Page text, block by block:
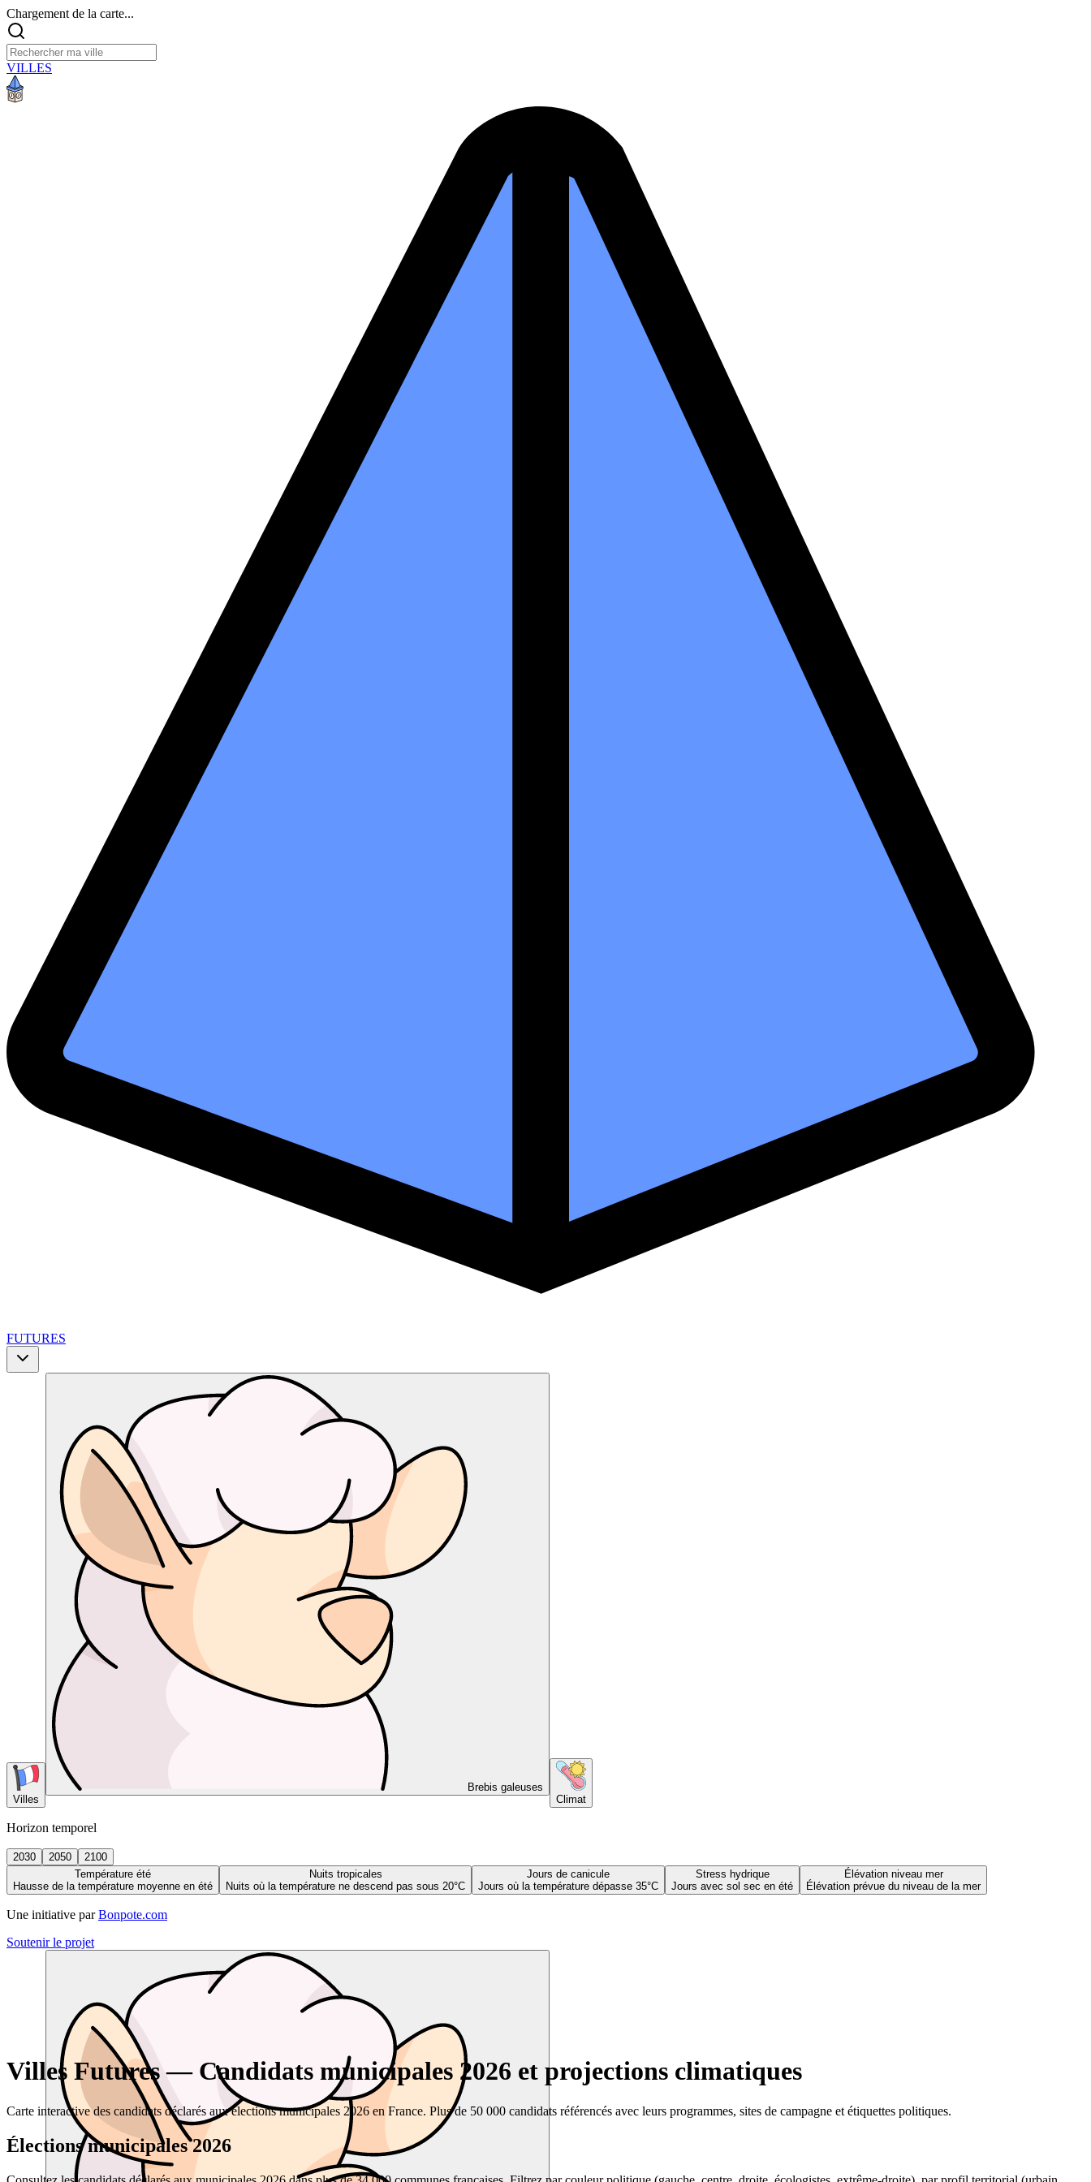
Chargement de la carte...
VILLES
FUTURES
Villes
Brebis galeuses
Climat
Horizon temporel
2030 2050
2100
Température été
Hausse de la température moyenne en été
Nuits tropicales
Nuits où la température ne descend pas sous 20°C
Jours de canicule
Jours où la température dépasse 35°C
Stress hydrique
Jours avec sol sec en été
Élévation niveau mer
Élévation prévue du niveau de la mer
Une initiative par Bonpote.com
Soutenir le projet
Villes Futures — Candidats municipales 2026 et projections climatiques
Carte interactive des candidats déclarés aux élections municipales 2026 en France. Plus de 50 000 candidats référencés avec leurs programmes, sites de campagne et étiquettes politiques.
Élections municipales 2026